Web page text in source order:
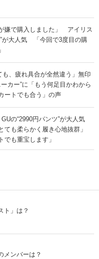
嫌で購入しました」 アイリス
が大人気 「今回で3度目の購
も、疲れ具合が全然違う」無印
カー”に「もう何足目かわから
ートでも合う」の声
の“2990円パンツ”が大人気
ても柔らかく履き心地抜群」
でも重宝します」
ト」は？
メンバーは？